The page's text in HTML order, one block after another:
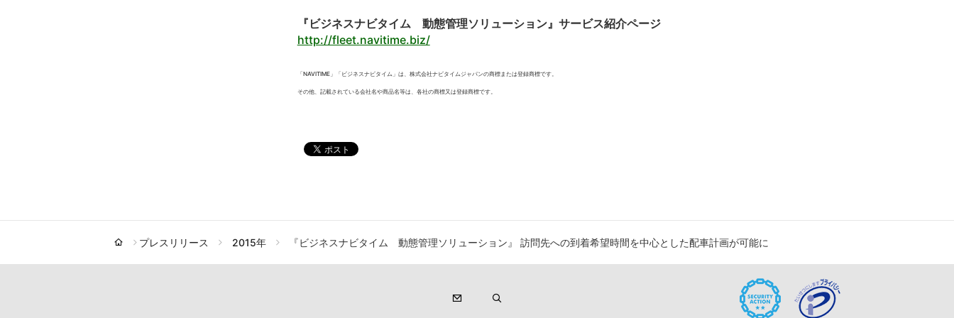
『ビジネスナビタイム 動態管理ソリューション』サービス紹介ページ
http://fleet.navitime.biz/
「NAVITIME」「ビジネスナビタイム」は、株式会社ナビタイムジャパンの商標または登録商標です。
その他、記載されている会社名や商品名等は、各社の商標又は登録商標です。
プレスリリース 2015年 『ビジネスナビタイム 動態管理ソリューション』 訪問先への到着希望時間を中心とした配車計画が可能に